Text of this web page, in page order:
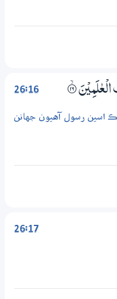
26:16 الْعٰلَمِيْنَ ۝ۙ16
اسين رسول آهيون جهانن
26:17